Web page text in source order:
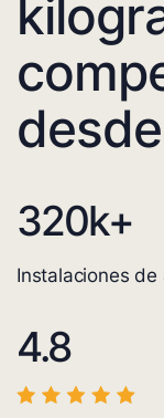
320k+
Instalaciones
4.8